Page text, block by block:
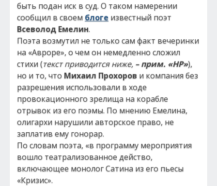
быть подан иск в суд. О таком намерении
сообщил в своем блоге известный поэт
Всеволод Емелин.
Поэта возмутил не только сам факт вечеринки
на «Авроре», о чем он немедленно сложил
стихи (текст приводится ниже, – прим. «НР»),
но и то, что Михаил Прохоров и компания без
разрешения использовали в ходе
провокационного зрелища на корабле
отрывок из его поэмы. По мнению Емелина,
олигархи нарушили авторское право, не
заплатив ему гонорар.
По словам поэта, «в программу мероприятия
вошло театрализованное действо,
включающее монолог Сатина из его пьесы
«Кризис».